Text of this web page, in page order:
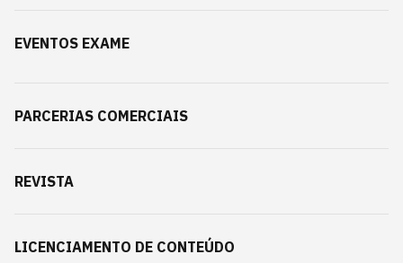
EVENTOS EXAME
PARCERIAS COMERCIAIS
REVISTA
LICENCIAMENTO DE CONTEÚDO